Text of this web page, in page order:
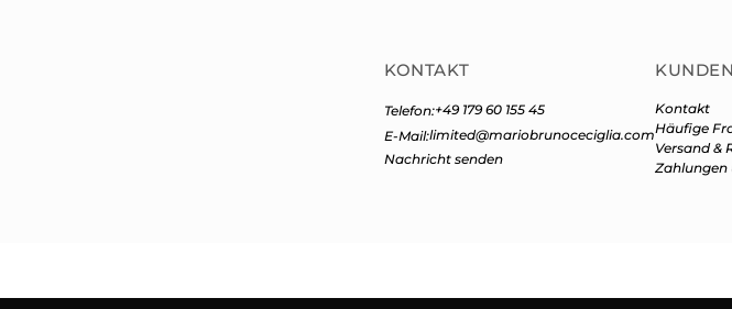
KONTAKT
Telefon:+49 179 60 155 45
E-Mail:limited@mariobrunoceciglia.com
Nachricht senden
Kontakt
Häufige
Versand &
Zahlungen